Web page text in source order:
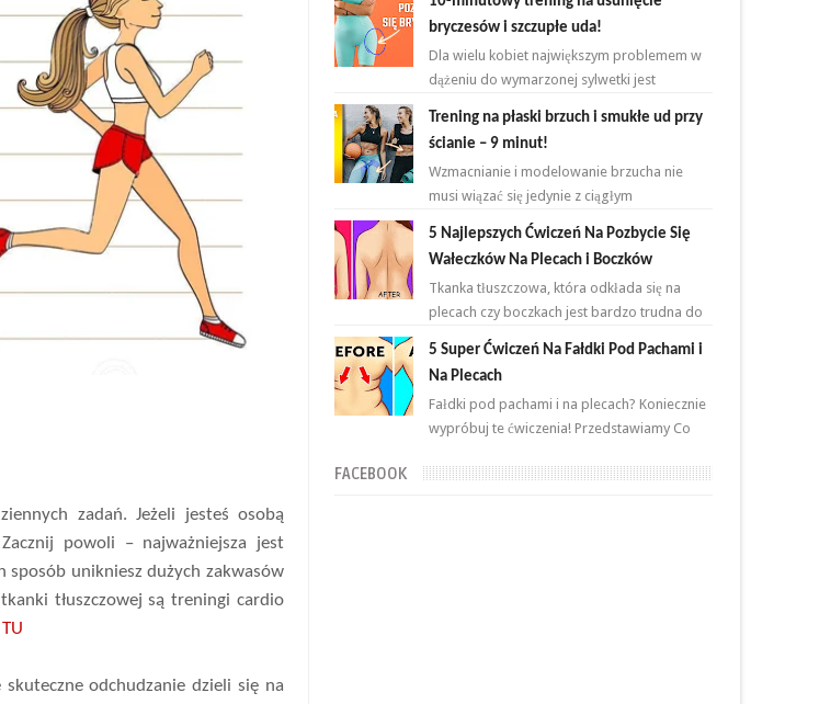
zadań. Jeżeli jesteś osobą
powoli – najważniejsza jest
sposób unikniesz dużych zakwasów
tłuszczowej są treningi cardio
skuteczne odchudzanie dzieli się na
ćwiczeniami. ...
bryczesów i szczupłe uda!
Dla wielu kobiet największym problemem w
dążeniu do wymarzonej sylwetki jest
tłuszczowej w okoli...
Trening na płaski brzuch i smukłe ud przy
ścianie – 9 minut!
Wzmacnianie i modelowanie brzucha nie
musi wiązać się jedynie z ciągłym
powtarzaniem brzuszków i deski na
przemian. Brzuch to nie jeden...
5 Najlepszych Ćwiczeń Na Pozbycie Się
Wałeczków Na Plecach i Boczków
Tkanka tłuszczowa, która odkłada się na
plecach czy boczkach jest bardzo trudna do
zlikwidowania. Połączenie odpowiednich
ćwiczeń oraz ...
5 Super Ćwiczeń Na Fałdki Pod Pachami i
Na Plecach
Fałdki pod pachami i na plecach? Koniecznie
wypróbuj te ćwiczenia! Przedstawiamy Co
w domu ...
FACEBOOK